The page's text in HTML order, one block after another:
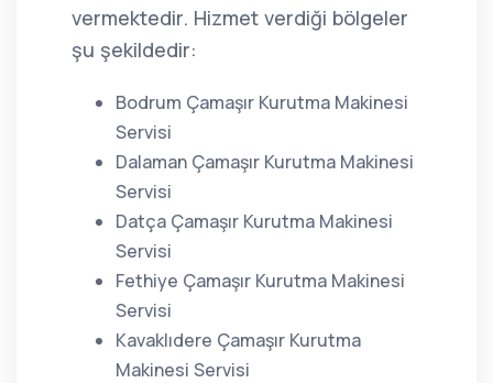
vermektedir. Hizmet verdiği bölgeler
şu şekildedir:
Bodrum Çamaşır Kurutma Makinesi
Servisi
Dalaman Çamaşır Kurutma Makinesi
Servisi
Datça Çamaşır Kurutma Makinesi
Servisi
Fethiye Çamaşır Kurutma Makinesi
Servisi
Kavaklıdere Çamaşır Kurutma
Makinesi Servisi